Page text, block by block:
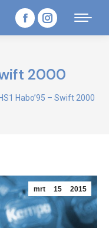
Facebook
opens
new
Instagram
opens
new
2000
HS1 Habo’95 – Swift 2000
mrt 15 2015